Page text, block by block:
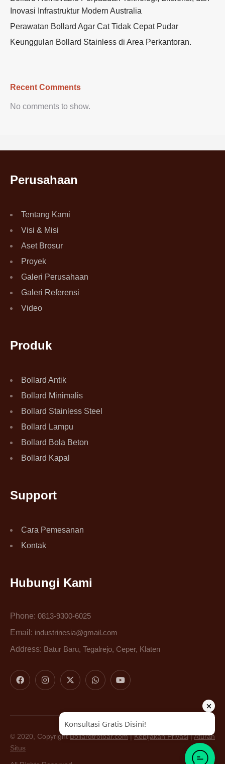
Inovasi Infrastruktur Modern Australia
Perawatan Bollard Agar Cat Tidak Cepat Pudar
Keunggulan Bollard Stainless di Area Perkantoran.
Recent Comments
No comments to show.
Perusahaan
Tentang Kami
Visi & Misi
Aset Brosur
Proyek
Galeri Perusahaan
Galeri Referensi
Video
Produk
Bollard Antik
Bollard Minimalis
Bollard Stainless Steel
Bollard Lampu
Bollard Bola Beton
Bollard Kapal
Support
Cara Pemesanan
Kontak
Hubungi Kami
Phone: 0813-9300-6025
Email: industrinesia@gmail.com
Address: Batur Baru, Tegalrejo, Ceper, Klaten
© 2020, CopyrightBollardtrotoar.com|Kebijakan Privasi|Aturan
Situs